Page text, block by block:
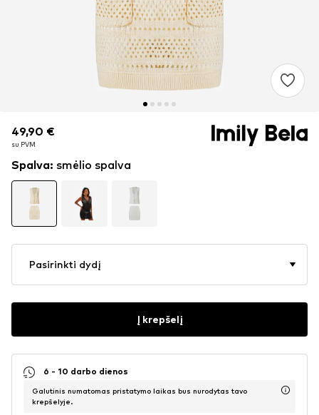
49,90 €
su PVM
49,90 €
su PVM
Spalva: smėlio spalva
Pasirinkti dydį
Į krepšelį
6 - 10 darbo dienos
Galutinis numatomas pristatymo laikas bus nurodytas tavo
krepšelyje.